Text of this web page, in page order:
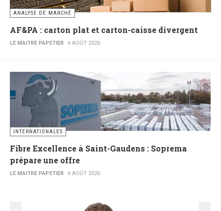
ANALYSE DE MARCHÉ
AF&PA : carton plat et carton-caisse divergent
LE MAITRE PAPETIER 6 AOÛT 2026
INTERNATIONALES
Fibre Excellence à Saint-Gaudens : Soprema
prépare une offre
LE MAITRE PAPETIER 6 AOÛT 2026